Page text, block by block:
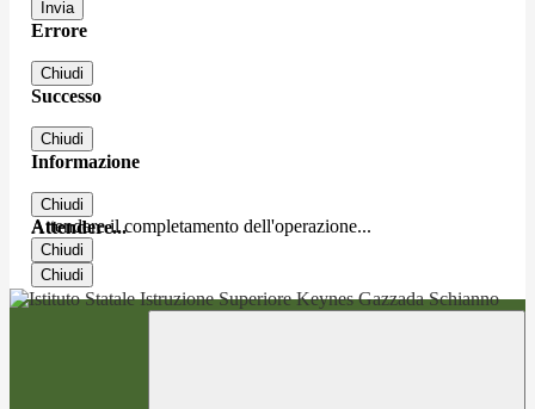
Errore
Chiudi
Successo
Chiudi
Informazione
Chiudi
Attendere...
Attendere il completamento dell'operazione...
Chiudi
Chiudi